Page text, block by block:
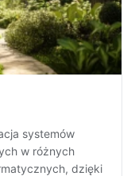
systemów
w różnych
dzięki